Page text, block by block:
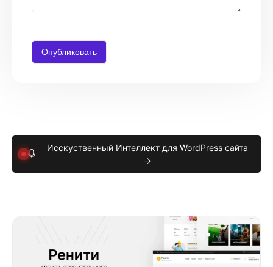
Исскуственный Интеллект для WordPress сайта
→